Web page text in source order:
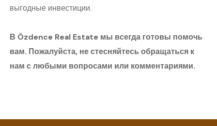
выгодные инвестиции.
В Özdence Real Estate мы всегда готовы помочь
вам. Пожалуйста, не стесняйтесь обращаться к
нам с любыми вопросами или комментариями.